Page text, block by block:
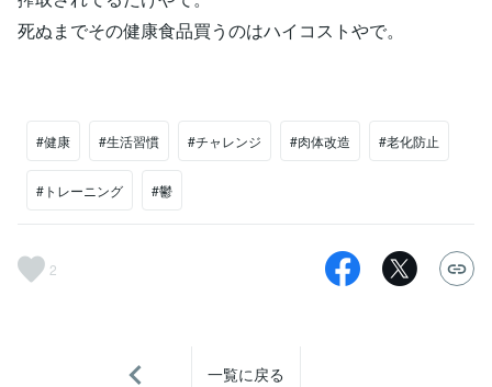
死ぬまでその健康食品買うのはハイコストやで。
#健康 #生活習慣 #チャレンジ #肉体改造 #老化防止
#トレーニング #鬱
2
一覧に戻る